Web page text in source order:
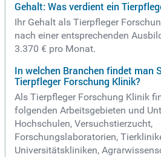
Gehalt: Was verdient ein
Ihr Gehalt als Tierpfleger
nach einer entsprechenden
3.370 € pro Monat.
In welchen Branchen findet man
Tierpfleger Forschung Klinik?
Als Tierpfleger Forschung Klinik
folgenden Arbeitsgebieten und
Hochschulen, Versuchstierzucht,
Forschungslaboratorien,
Universitätskliniken,